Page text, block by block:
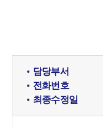
담당부서
전화번호
최종수정일